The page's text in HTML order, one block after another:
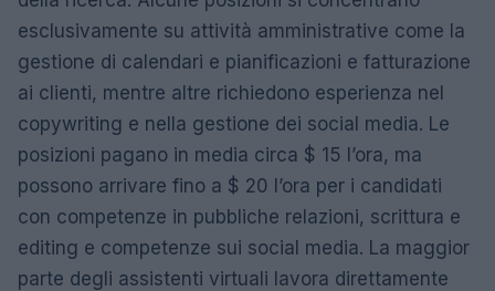
esclusivamente su attività amministrative come la
gestione di calendari e pianificazioni e fatturazione
ai clienti, mentre altre richiedono esperienza nel
copywriting e nella gestione dei social media. Le
posizioni pagano in media circa $ 15 l’ora, ma
possono arrivare fino a $ 20 l’ora per i candidati
con competenze in pubbliche relazioni, scrittura e
editing e competenze sui social media. La maggior
parte degli assistenti virtuali lavora direttamente